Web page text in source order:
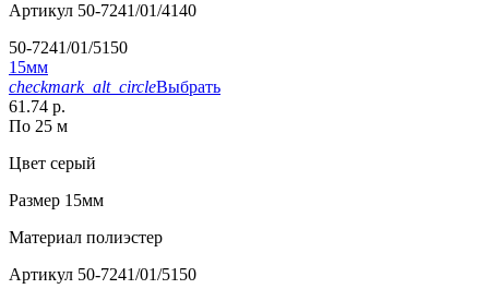
Артикул 50-7241/01/4140
50-7241/01/5150
15мм
checkmark_alt_circleВыбрать
61.74 р.
По 25 м
Цвет серый
Размер 15мм
Материал полиэстер
Артикул 50-7241/01/5150